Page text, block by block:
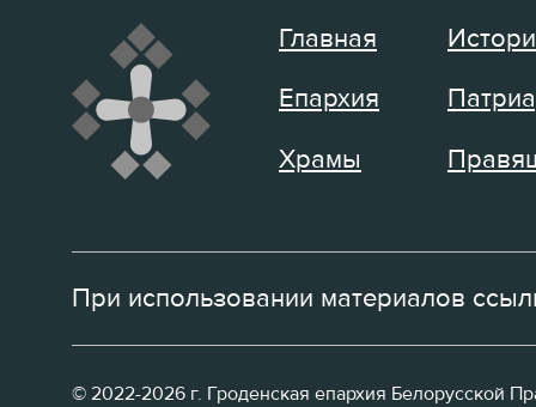
Главная
Епархия
Храмы
При использовании материалов
© 2022-2026 г. Гроденская епархия Белорусской